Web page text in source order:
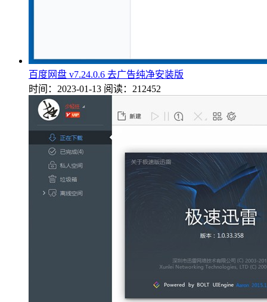
百度网盘 v7.24.0.6 去广告纯净安装版
时间：2023-01-13 阅读：212452